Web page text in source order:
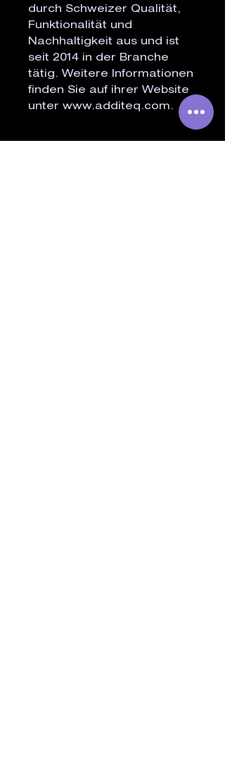
durch Schweizer Qualität,
Funktionalität und
Nachhaltigkeit aus und ist
seit 2014 in der Branche
tätig. Weitere Informationen
finden Sie auf ihrer Website
unter www.additeq.com.